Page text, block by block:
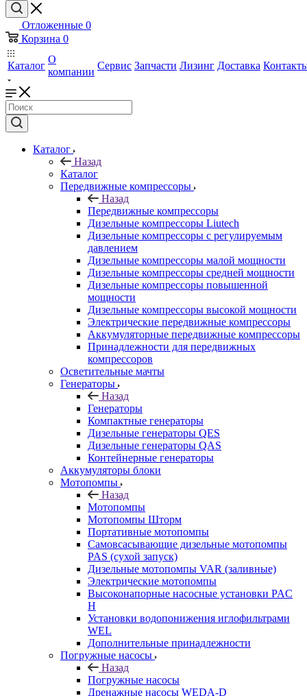
Отложенные 0
Корзина 0
Каталог
О
компании
Сервис Запчасти Лизинг Доставка
Каталог
Назад
Каталог
Передвижные компрессоры
Назад
Передвижные компрессоры
Дизельные компрессоры Liutech
Дизельные компрессоры с регулируемым
давлением
Дизельные компрессоры малой мощности
Дизельные компрессоры средней мощности
Дизельные компрессоры повышенной
мощности
Дизельные компрессоры высокой мощности
Электрические передвижные компрессоры
Аккумуляторные передвижные компрессоры
Принадлежности для передвижных
компрессоров
Осветительные мачты
Генераторы
Назад
Генераторы
Компактные генераторы
Дизельные генераторы QES
Дизельные генераторы QAS
Контейнерные генераторы
Аккумуляторы блоки
Мотопомпы
Назад
Мотопомпы
Мотопомпы Шторм
Портативные мотопомпы
Самовсасывающие дизельные мотопомпы
PAS (сухой запуск)
Дизельные мотопомпы VAR (заливные)
Электрические мотопомпы
Высоконапорные насосные установки PAC
H
Установки водопонижения иглофильтрами
WEL
Дополнительные принадлежности
Погружные насосы
Назад
Погружные насосы
Дренажные насосы WEDA-D